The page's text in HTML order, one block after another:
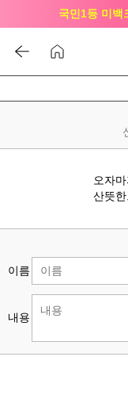
국민1등 미백
오자
산뜻
이름
내용